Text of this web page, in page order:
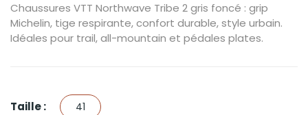
Chaussures VTT Northwave Tribe 2 gris foncé : grip
Michelin, tige respirante, confort durable, style urbain.
Idéales pour trail, all-mountain et pédales plates.
Taille : 41